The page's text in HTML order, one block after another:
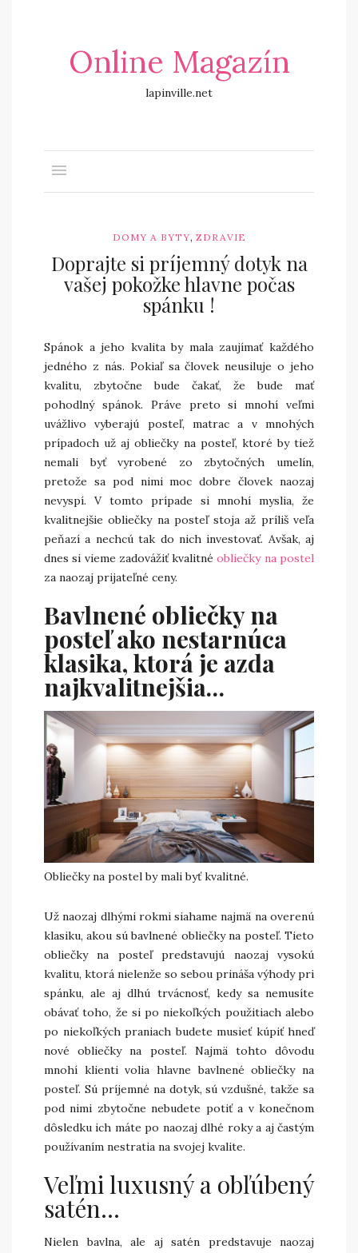
Online Magazín
lapinville.net
DOMY A BYTY, ZDRAVIE
Doprajte si príjemný dotyk na
vašej pokožke hlavne počas
spánku !
Spánok a jeho kvalita by mala zaujímať každého
jedného z nás. Pokiaľ sa človek neusiluje o jeho
kvalitu, zbytočne bude čakať, že bude mať
pohodlný spánok. Práve preto si mnohí veľmi
uvážlivo vyberajú posteľ, matrac a v mnohých
prípadoch už aj obliečky na posteľ, ktoré by tiež
nemali byť vyrobené zo zbytočných umelín,
pretože sa pod nimi moc dobre človek naozaj
nevyspí. V tomto prípade si mnohí myslia, že
kvalitnejšie obliečky na posteľ stoja až príliš veľa
peňazí a nechcú tak do nich investovať. Avšak, aj
dnes si vieme zadovážiť kvalitnéobliečky na postel
za naozaj prijateľné ceny.
Bavlnené obliečky na
posteľ ako nestarnúca
klasika, ktorá je azda
najkvalitnejšia…
Obliečky na postel by mali byť kvalitné.
Už naozaj dlhými rokmi siahame najmä na overenú
klasiku, akou sú bavlnené obliečky na posteľ. Tieto
obliečky na posteľ predstavujú naozaj vysokú
kvalitu, ktorá nielenže so sebou prináša výhody pri
spánku, ale aj dlhú trvácnosť, kedy sa nemusíte
obávať toho, že si po niekoľkých použitiach alebo
po niekoľkých praniach budete musieť kúpiť hneď
nové obliečky na posteľ. Najmä tohto dôvodu
mnohí klienti volia hlavne bavlnené obliečky na
posteľ. Sú príjemné na dotyk, sú vzdušné, takže sa
pod nimi zbytočne nebudete potiť a v konečnom
dôsledku ich máte po naozaj dlhé roky a aj častým
používaním nestratia na svojej kvalite.
Veľmi luxusný a obľúbený
satén…
Nielen bavlna, ale aj satén predstavuje naozaj